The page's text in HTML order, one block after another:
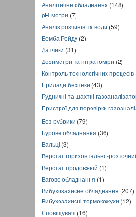
Аналітичне обладнання (148)
pH-метри (7)
Аналіз розчинів та води (59)
Бомба Рейду (2)
Датчики (31)
Дозиметри та нітратоміри (2)
Контроль технологічних процесів
Прилади безпеки (43)
Рудничні та шахтні
Пристрої для перевірки
Без рубрики (79)
Бурове обладнання (36)
Вальці (3)
Верстат горизонтально-
Верстат продовжній (1)
Вагове обладнання (1)
Вибухозахисне обладнання (207)
Вибухозахисні термокожухи (12)
Сповіщувачі (16)